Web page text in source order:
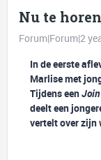
Nu te
Forum|Forum|2
In de eerste
Marlise met
Tijdens een
deelt een
vertelt over zijn